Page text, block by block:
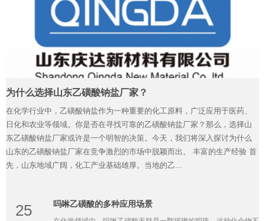
为什么选择山东乙磺酸钠盐厂家？
在化学行业中，乙磺酸钠盐作为一种重要的化工原料，广泛应用于医药、
日化和农业等领域。你是否在寻找可靠的乙磺酸钠盐厂家？那么，选择山
东乙磺酸钠盐厂家或许是一个明智的决策。今天，我们将深入探讨为什么
山东的乙磺酸钠盐厂家在竞争激烈的市场中脱颖而出。 丰富的生产经验 首
先，山东地域广阔，化工产业基础雄厚。当地的乙...
25 吗啉乙磺酸的多种应用场景